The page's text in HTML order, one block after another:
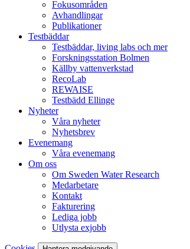
Fokusområden
Avhandlingar
Publikationer
Testbäddar
Testbäddar, living labs och mer
Forskningsstation Bolmen
Källby vattenverkstad
RecoLab
REWAISE
Testbädd Ellinge
Nyheter
Våra nyheter
Nyhetsbrev
Evenemang
Våra evenemang
Om oss
Om Sweden Water Research
Medarbetare
Kontakt
Fakturering
Lediga jobb
Utlysta exjobb